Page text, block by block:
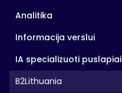
Analitika
Informacija verslui
IA specializuoti puslapiai
B2Lithuania